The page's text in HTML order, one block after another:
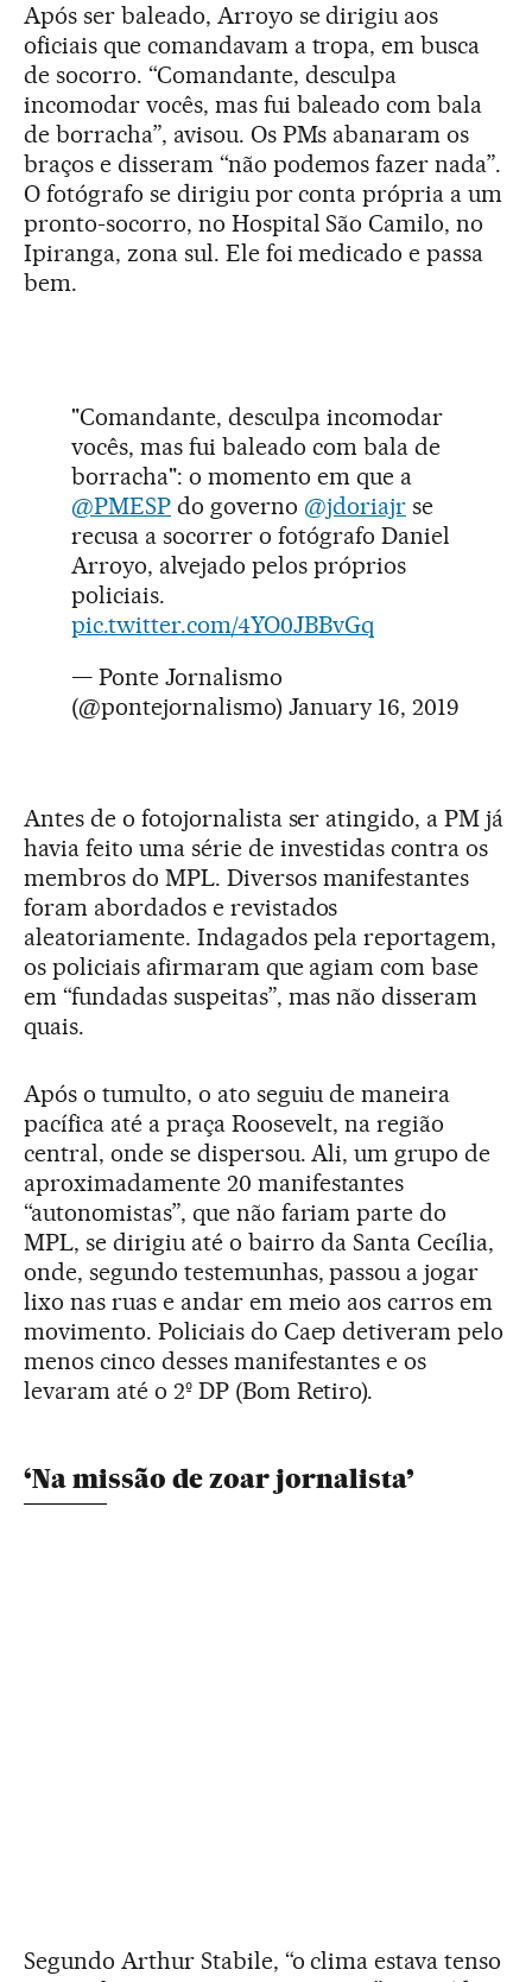
Após ser baleado, Arroyo se dirigiu aos
oficiais que comandavam a tropa, em busca
de socorro. “Comandante, desculpa
incomodar vocês, mas fui baleado com bala
de borracha”, avisou. Os PMs abanaram os
braços e disseram “não podemos fazer nada”.
O fotógrafo se dirigiu por conta própria a um
pronto-socorro, no Hospital São Camilo, no
Ipiranga, zona sul. Ele foi medicado e passa
bem.
"Comandante, desculpa incomodar
vocês, mas fui baleado com bala de
borracha": o momento em que a
@PMESP do governo @jdoriajr se
recusa a socorrer o fotógrafo Daniel
Arroyo, alvejado pelos próprios
policiais.
pic.twitter.com/4YO0JBBvGq
— Ponte Jornalismo
(@pontejornalismo) January 16, 2019
Antes de o fotojornalista ser atingido, a PM já
havia feito uma série de investidas contra os
membros do MPL. Diversos manifestantes
foram abordados e revistados
aleatoriamente. Indagados pela reportagem,
os policiais afirmaram que agiam com base
em “fundadas suspeitas”, mas não disseram
quais.
Após o tumulto, o ato seguiu de maneira
pacífica até a praça Roosevelt, na região
central, onde se dispersou. Ali, um grupo de
aproximadamente 20 manifestantes
“autonomistas”, que não fariam parte do
MPL, se dirigiu até o bairro da Santa Cecília,
onde, segundo testemunhas, passou a jogar
lixo nas ruas e andar em meio aos carros em
movimento. Policiais do Caep detiveram pelo
menos cinco desses manifestantes e os
levaram até o 2º DP (Bom Retiro).
‘Na missão de zoar jornalista’
Segundo Arthur Stabile, “o clima estava tenso